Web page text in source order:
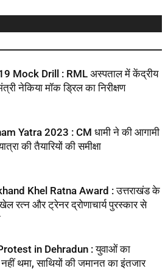
Mock Drill : RML अस्पताल में केंद्रीय
नेकिया मॉक ड्रिल का निरीक्षण
Yatra 2023 : CM धामी ने की आगामी
की तैयारियों की समीक्षा
Khel Ratna Award : उत्तराखंड के
रत्न और ट्रेनर द्रोणाचार्य पुरस्कार से
in Dehradun : युवाओं का
थमा, साथियों की जमानत का इंतजार